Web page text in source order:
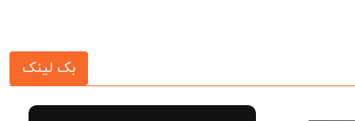
بک لینک